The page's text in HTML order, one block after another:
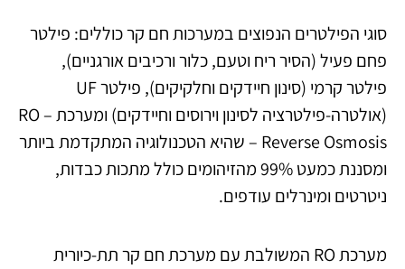
סוגי הפילטרים הנפוצים במערכות חם קר כוללים: פילטר
פחם פעיל (הסיר ריח וטעם, כלור ורכיבים אורגניים),
פילטר קרמי (סינון חיידקים וחלקיקים), פילטר UF
(אולטרה-פילטרציה לסינון וירוסים וחיידקים) ומערכת RO –
Reverse Osmosis – שהיא הטכנולוגיה המתקדמת ביותר
ומסננת כמעט 99% מהזיהומים כולל מתכות כבדות,
ניטרטים ומינרלים עודפים.
מערכת RO המשולבת עם מערכת חם קר תת-כיורית